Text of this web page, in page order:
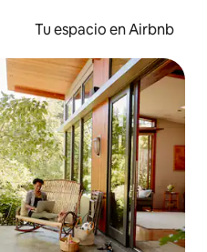
Tu espacio en Airbnb